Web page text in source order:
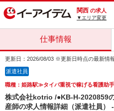
関西 の求人
▼エリア変更
仕事情報
更新日：2026/08/03 ※更新日時点の最新情
派遣社員
職種：姫路駅≫タイパ重視で稼げる看護助
株式会社kotrio /●KB-H-2020859
産師の求人情報詳細（派遣社員）